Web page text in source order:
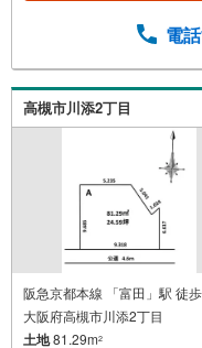
備、キッズスペ
電
高槻市川添2丁目
阪急京都本線 「富田」駅 徒
大阪府高槻市川添2丁目
土地81.29m2